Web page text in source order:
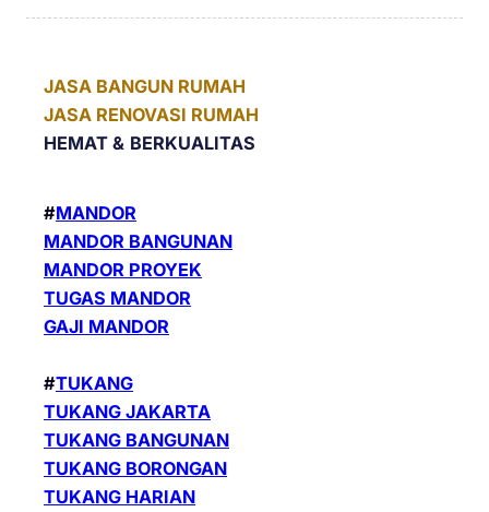
JASA BANGUN RUMAH
JASA RENOVASI RUMAH
HEMAT & BERKUALITAS
#MANDOR
MANDOR BANGUNAN
MANDOR PROYEK
TUGAS MANDOR
GAJI MANDOR
#TUKANG
TUKANG JAKARTA
TUKANG BANGUNAN
TUKANG BORONGAN
TUKANG HARIAN